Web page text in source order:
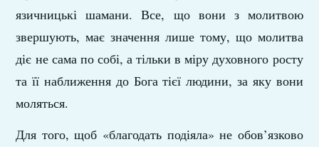
язичницькі шамани. Все, що вони з молитвою
звершують, має значення лише тому, що молитва
діє не сама по собі, а тільки в міру духовного росту
та її наближення до Бога тієї людини, за яку вони
моляться.
Для того, щоб «благодать подіяла» не обов’язково